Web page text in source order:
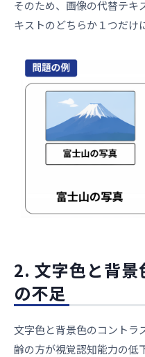
そのため、画像の代替テキ
キストのどちらか１つだけ
2. 文字色と背景
の不足
文字色と背景色のコントラ
齢の方が視覚認知能力の低